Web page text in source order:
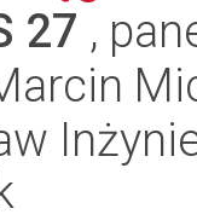
27 ,